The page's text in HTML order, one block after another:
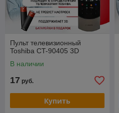
Пульт телевизионный
Toshiba CT-90405 3D
В наличии
17 руб.
Купить